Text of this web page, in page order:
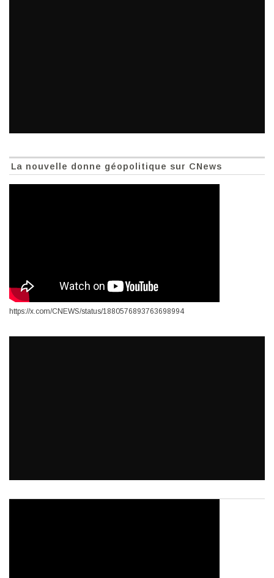
La nouvelle donne géopolitique sur CNews
https://x.com/CNEWS/status/1880576893763698994